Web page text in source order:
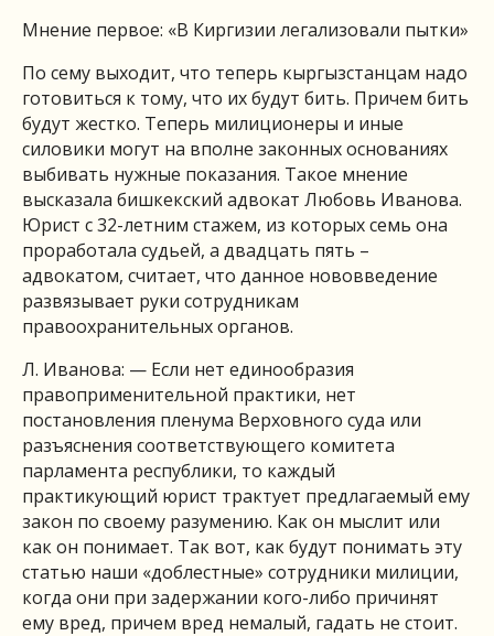
Мнение первое: «В Киргизии легализовали пытки»
По сему выходит, что теперь кыргызстанцам надо
готовиться к тому, что их будут бить. Причем бить
будут жестко. Теперь милиционеры и иные
силовики могут на вполне законных основаниях
выбивать нужные показания. Такое мнение
высказала бишкекский адвокат Любовь Иванова.
Юрист с 32-летним стажем, из которых семь она
проработала судьей, а двадцать пять –
адвокатом, считает, что данное нововведение
развязывает руки сотрудникам
правоохранительных органов.
Л. Иванова: — Если нет единообразия
правоприменительной практики, нет
постановления пленума Верховного суда или
разъяснения соответствующего комитета
парламента республики, то каждый
практикующий юрист трактует предлагаемый ему
закон по своему разумению. Как он мыслит или
как он понимает. Так вот, как будут понимать эту
статью наши «доблестные» сотрудники милиции,
когда они при задержании кого-либо причинят
ему вред, причем вред немалый, гадать не стоит.